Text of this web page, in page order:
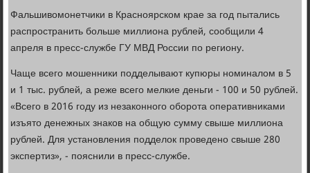
Фальшивомонетчики в Красноярском крае за год пытались
распространить больше миллиона рублей, сообщили 4
апреля в пресс-службе ГУ МВД России по региону.
Чаще всего мошенники подделывают купюры номиналом в 5
и 1 тыс. рублей, а реже всего мелкие деньги - 100 и 50 рублей.
«Всего в 2016 году из незаконного оборота оперативниками
изъято денежных знаков на общую сумму свыше миллиона
рублей. Для установления подделок проведено свыше 280
экспертиз», - пояснили в пресс-службе.